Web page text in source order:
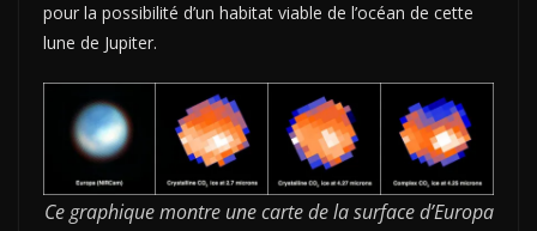
pour la possibilité d’un habitat viable de l’océan de cette
lune de Jupiter.
Ce graphique montre une carte de la surface d’Europa